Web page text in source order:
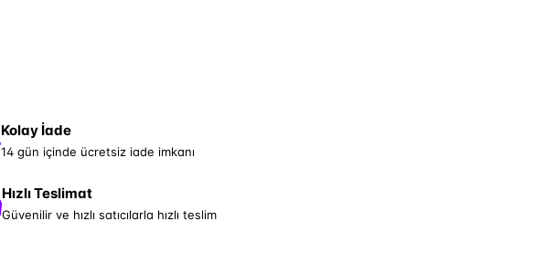
Kolay İade
14 gün içinde ücretsiz iade imkanı
Hızlı Teslimat
Güvenilir ve hızlı satıcılarla hızlı teslim